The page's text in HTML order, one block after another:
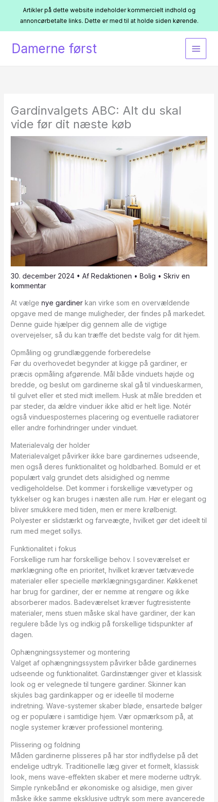
Artikler på dette website indeholder kommercielt indhold og
annoncørbetalte links. Dette er med til at holde siden kørende.
Damerne først
Gardinvalgets ABC: Alt du skal
vide før dit næste køb
30. december 2024 • Af Redaktionen • Bolig • Skriv en
kommentar
At vælge nye gardinerkan virke som en overvældende
opgave med de mange muligheder, der findes på markedet.
Denne guide hjælper dig gennem alle de vigtige
overvejelser, så du kan træffe det bedste valg for dit hjem.
Opmåling og grundlæggende forberedelse
Før du overhovedet begynder at kigge på gardiner, er
præcis opmåling afgørende. Mål både vinduets højde og
bredde, og beslut om gardinerne skal gå til vindueskarmen,
til gulvet eller et sted midt imellem. Husk at måle bredden et
par steder, da ældre vinduer ikke altid er helt lige. Notér
også vinduesposternes placering og eventuelle radiatorer
eller andre forhindringer under vinduet.
Materialevalg der holder
Materialevalget påvirker ikke bare gardinernes udseende,
men også deres funktionalitet og holdbarhed. Bomuld er et
populært valg grundet dets alsidighed og nemme
vedligeholdelse. Det kommer i forskellige vævetyper og
tykkelser og kan bruges i næsten alle rum. Hør er elegant og
bliver smukkere med tiden, men er mere krølbenigt.
Polyester er slidstærkt og farveægte, hvilket gør det ideelt til
rum med meget sollys.
Funktionalitet i fokus
Forskellige rum har forskellige behov. I soveværelset er
mørklægning ofte en prioritet, hvilket kræver tætvævede
materialer eller specielle mørklægningsgardiner. Køkkenet
har brug for gardiner, der er nemme at rengøre og ikke
absorberer mados. Badeværelset kræver fugtresistente
materialer, mens stuen måske skal have gardiner, der kan
regulere både lys og indkig på forskellige tidspunkter af
dagen.
Ophængningssystemer og montering
Valget af ophængningssystem påvirker både gardinernes
udseende og funktionalitet. Gardinstænger giver et klassisk
look og er velegnede til tungere gardiner. Skinner kan
skjules bag gardinkapper og er ideelle til moderne
indretning. Wave-systemer skaber bløde, ensartede bølger
og er populære i samtidige hjem. Vær opmærksom på, at
nogle systemer kræver professionel montering.
Plissering og foldning
Måden gardinerne plisseres på har stor indflydelse på det
endelige udtryk. Traditionelle læg giver et formelt, klassisk
look, mens wave-effekten skaber et mere moderne udtryk.
Simple rynkebånd er økonomiske og alsidige, men giver
måske ikke samme eksklusive udtryk som mere avancerede